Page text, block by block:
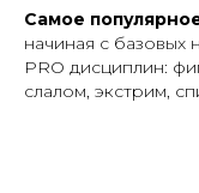
Самое
начиная с базовых
PRO дисциплин:
слалом, экстрим,